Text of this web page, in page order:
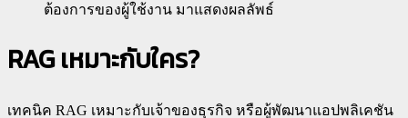
ต้องการของผู้ใช้งาน มาแสดงผลลัพธ์
RAG เหมาะกับใคร?
เทคนิค RAG เหมาะกับเจ้าของธุรกิจ หรือผู้พัฒนาแอปพลิเคชัน